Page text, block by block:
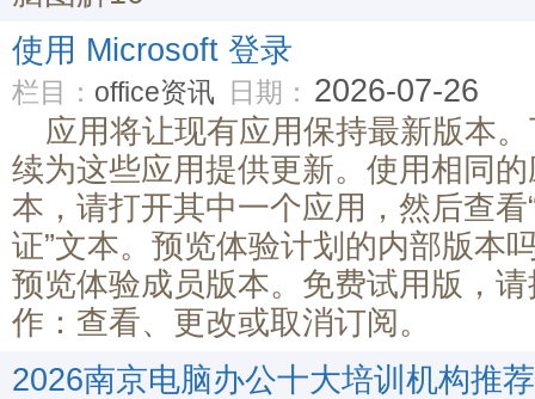
使用 Microsoft 登录
栏目： office资讯 日期： 2026-07-26
应用将让现有应用保持最新版本
续为这些应用提供更新。使用相同
本，请打开其中一个应用，然后查看
证”文本。预览体验计划的内部版本
预览体验成员版本。免费试用版，
作：查看、更改或取消订阅。
2026南京电脑办公十大培训机构推荐